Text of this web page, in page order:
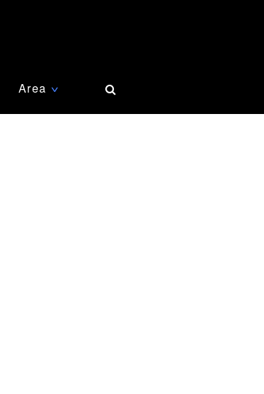
Area ∨